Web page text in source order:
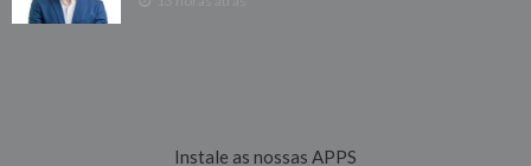
Instale as nossas APPS